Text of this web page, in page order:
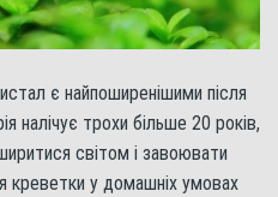
є найпоширенішими після
налічує трохи більше 20 років,
світом і завоювати
креветки у домашніх умовах